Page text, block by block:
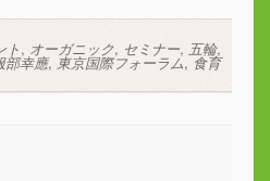
ト, オーガニック, セミナー, 五輪,
部幸應, 東京国際フォーラム,食育